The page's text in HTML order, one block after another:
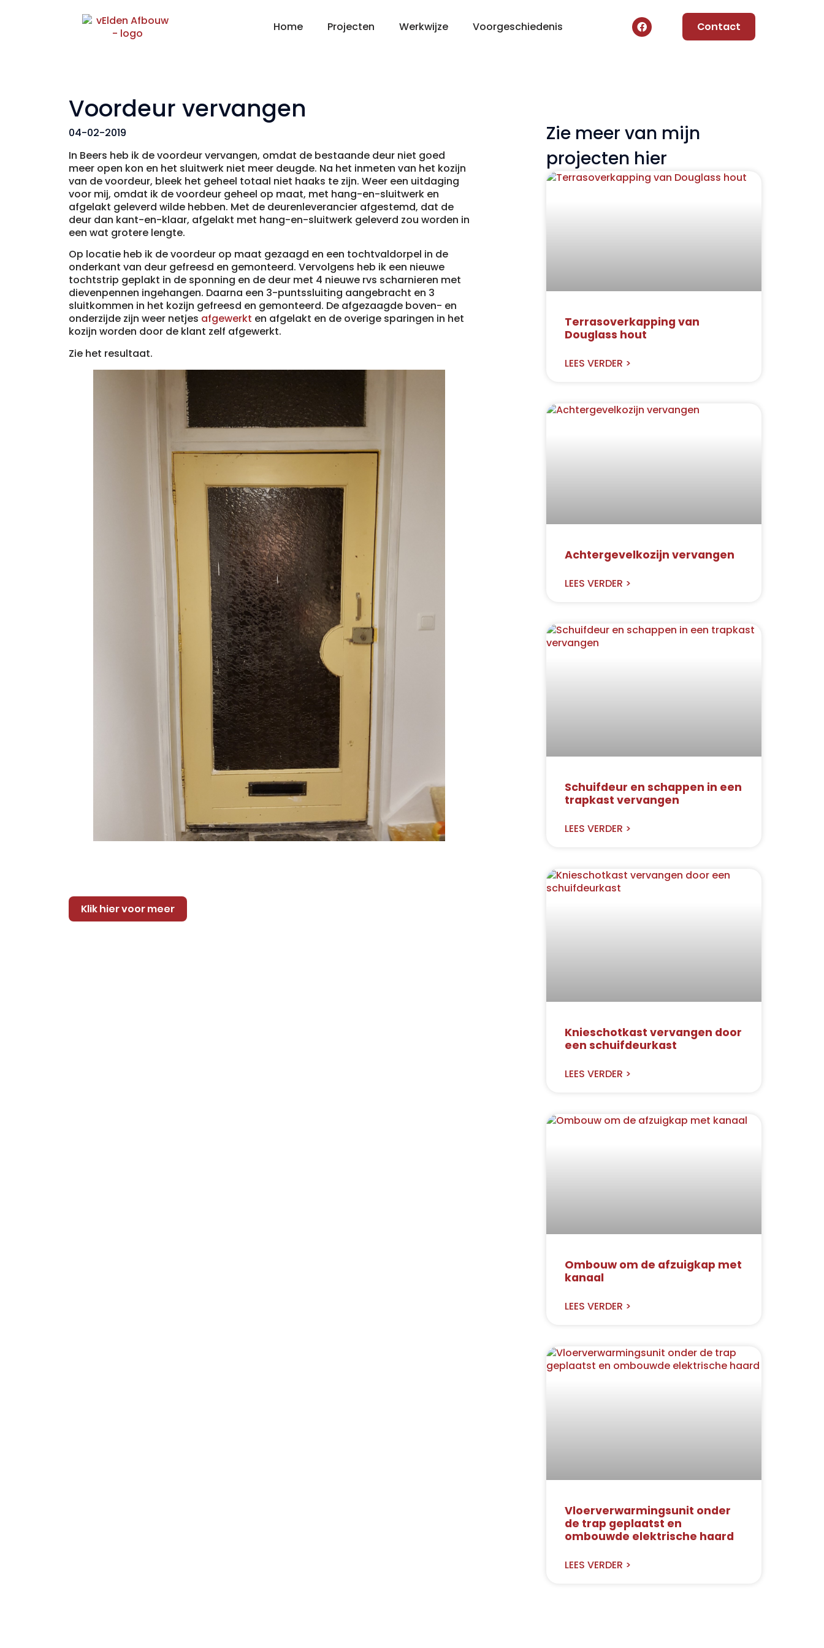
Home Projecten Werkwijze Voorgeschiedenis Contact
Voordeur vervangen
04-02-2019
In Beers heb ik de voordeur vervangen, omdat de bestaande deur niet goed
meer open kon en het sluitwerk niet meer deugde. Na het inmeten van het kozijn
van de voordeur, bleek het geheel totaal niet haaks te zijn. Weer een uitdaging
voor mij, omdat ik de voordeur geheel op maat, met hang-en-sluitwerk en
afgelakt geleverd wilde hebben. Met de deurenleverancier afgestemd, dat de
deur dan kant-en-klaar, afgelakt met hang-en-sluitwerk geleverd zou worden in
een wat grotere lengte.
Op locatie heb ik de voordeur op maat gezaagd en een tochtvaldorpel in de
onderkant van deur gefreesd en gemonteerd. Vervolgens heb ik een nieuwe
tochtstrip geplakt in de sponning en de deur met 4 nieuwe rvs scharnieren met
dievenpennen ingehangen. Daarna een 3-puntssluiting aangebracht en 3
sluitkommen in het kozijn gefreesd en gemonteerd. De afgezaagde boven- en
onderzijde zijn weer netjes afgewerkt en afgelakt en de overige sparingen in het
kozijn worden door de klant zelf afgewerkt.
Zie het resultaat.
Klik hier voor meer
Zie meer van mijn
projecten hier
Terrasoverkapping van
Douglass hout
LEES VERDER >
Achtergevelkozijn vervangen
LEES VERDER >
Schuifdeur en schappen in een
trapkast vervangen
LEES VERDER >
Knieschotkast vervangen door
een schuifdeurkast
LEES VERDER >
Ombouw om de afzuigkap met
kanaal
LEES VERDER >
Vloerverwarmingsunit onder
de trap geplaatst en
ombouwde elektrische haard
LEES VERDER >